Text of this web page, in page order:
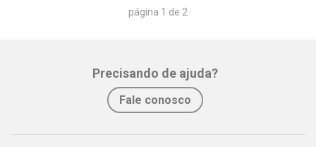
página 1 de 2
Precisando de ajuda?
Fale conosco